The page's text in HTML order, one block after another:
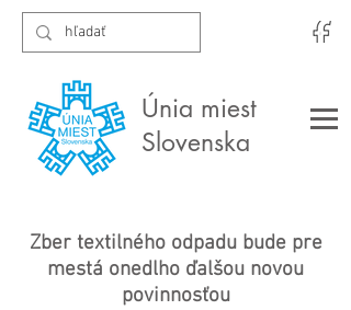
Únia miest
Slovenska
Zber textilného odpadu bude pre
mestá onedlho ďalšou novou
povinnosťou